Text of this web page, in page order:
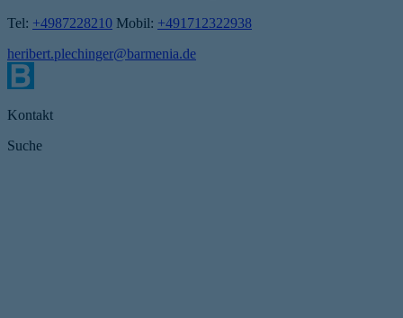
Tel: +4987228210 Mobil: +491712322938
heribert.plechinger@barmenia.de
Kontakt
Suche